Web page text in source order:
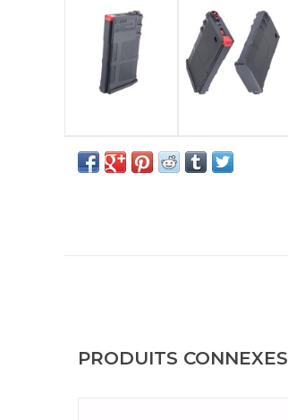
PRODUITS CONNEXES